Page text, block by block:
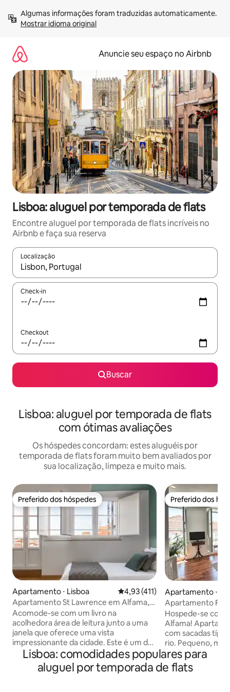
para
Mostrar idioma original
Anuncie seu espaço no Airbnb
Lisboa: aluguel por temporada de flats
Encontre aluguel por temporada de flats incríveis no
Airbnb e faça sua reserva
Localização
Quando os resultados estiverem disponíveis, explore-os
Check-in
Checkout
Buscar
Lisboa: aluguel por temporada de flats
com ótimas avaliações
Os hóspedes concordam: estes aluguéis por
temporada de flats foram muito bem avaliados por
sua localização, limpeza e muito mais.
Preferido dos hóspedes
Preferido dos hóspedes
Apartamento ⋅ Lisboa 4,93 de uma avaliação média
4,93 (411)
Apartamento St Lawrence em Alfama,
centro histórico de Lisboa
Acomode-se com um livro na
acolhedora área de leitura junto a uma
janela que oferece uma vista
impressionante da cidade. Este é um de
um conjunto de 3 apartamentos
projetados pela Hoost Home Staging
que combina o histórico e o
Preferido dos
Preferido dos
Apartamento ⋅
Apartamento
de Alfama, rio.
Hospede-se
Alfama!
com sacadas
rio. Pequeno,
m²), preserva
memórias de
aos nossos
Lisboa: comodidades populares para
aluguel por temporada de flats